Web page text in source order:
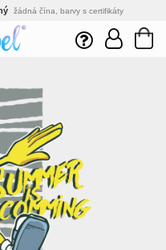
žádná čína, barvy s certifikáty
nejnovější technologie
do 24h
tisíce spokojených zákazníků